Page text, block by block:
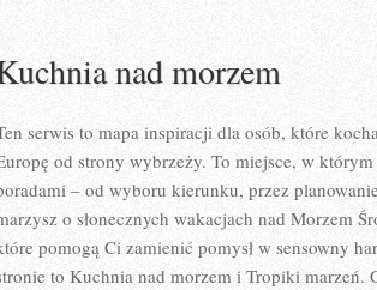
nad morzem
serwis to mapa inspiracji dla osób, które
od strony wybrzeży. To miejsce, w
– od wyboru kierunku, przez
o słonecznych wakacjach nad Morzem
pomogą Ci zamienić pomysł w sensowny
to Kuchnia nad morzem i Tropiki marzeń.